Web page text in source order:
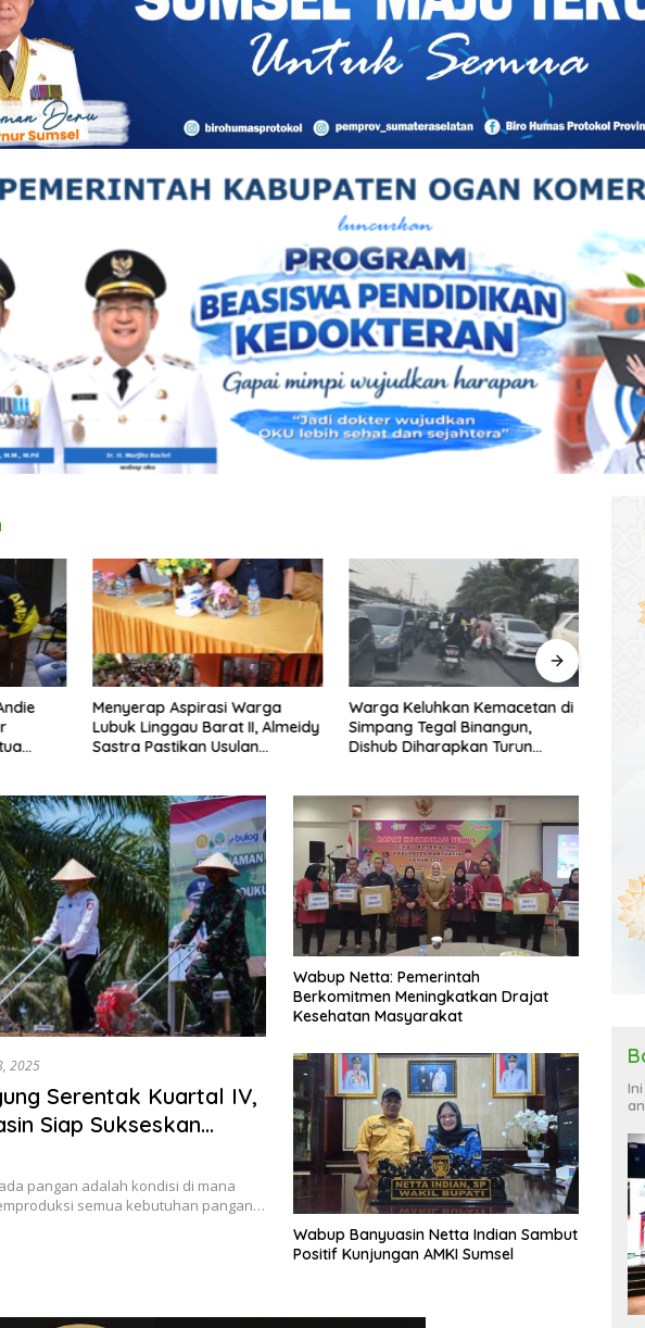
Menyerap Aspirasi Warga
Lubuk Linggau Barat II, Almeidy
Sastra Pastikan Usulan
Warga Keluhkan Kemacetan di
Simpang Tegal Binangun,
Dishub Diharapkan Turun
2025
Serentak Kuartal IV,
Siap Sukseskan
Nasional
pangan adalah kondisi di mana
semua kebutuhan pangan…
Wabup Netta: Pemerintah
Berkomitmen Meningkatkan Drajat
Kesehatan Masyarakat
Wabup Banyuasin Netta Indian Sambut
Positif Kunjungan AMKI Sumsel